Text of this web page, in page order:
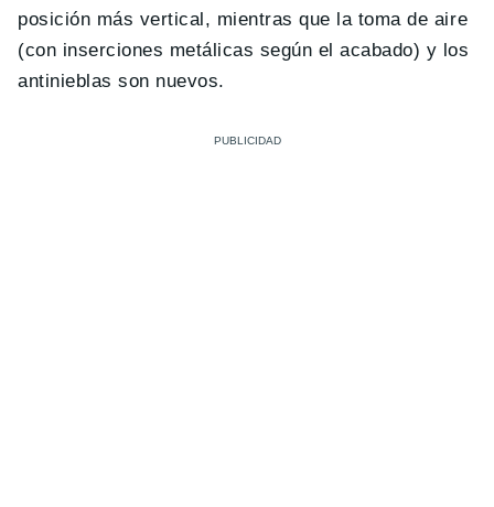
posición más vertical, mientras que la toma de aire
(con inserciones metálicas según el acabado) y los
antinieblas son nuevos.